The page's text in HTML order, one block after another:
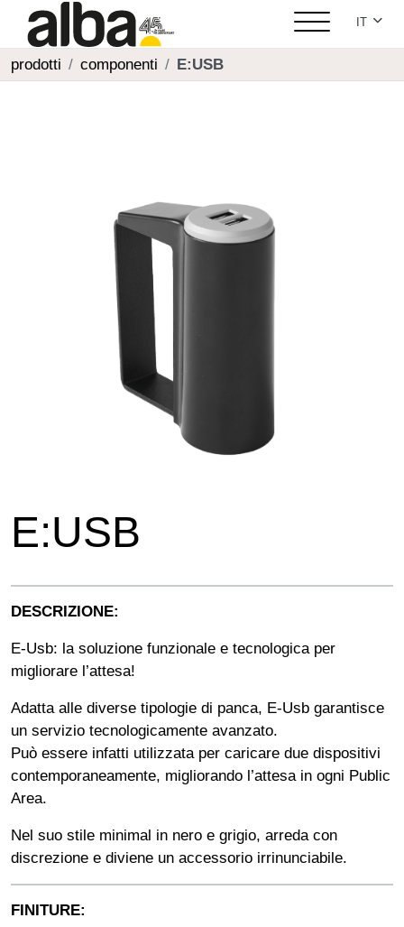
IT
prodotti componenti E:USB
E:USB
DESCRIZIONE:
E-Usb: la soluzione funzionale e tecnologica per
migliorare l’attesa!
Adatta alle diverse tipologie di panca, E-Usb garantisce
un servizio tecnologicamente avanzato.
Può essere infatti utilizzata per caricare due dispositivi
contemporaneamente, migliorando l’attesa in ogni Public
Area.
Nel suo stile minimal in nero e grigio, arreda con
discrezione e diviene un accessorio irrinunciabile.
FINITURE: